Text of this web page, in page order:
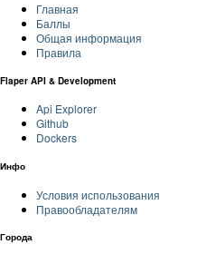
Главная
Баллы
Общая информация
Правила
Flaper API & Development
Api Explorer
Github
Dockers
Инфо
Условия использования
Правообладателям
Города